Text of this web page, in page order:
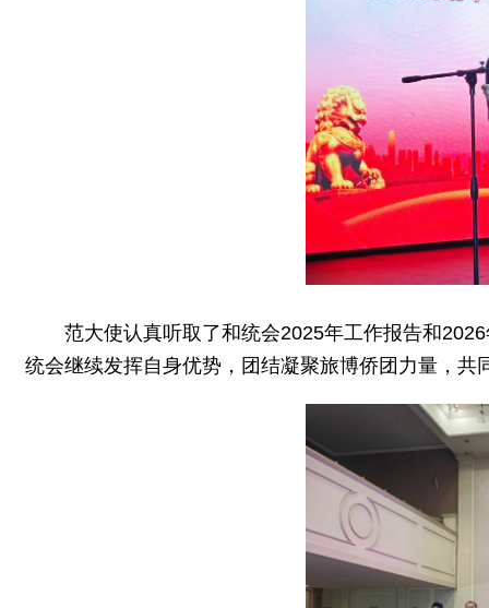
范大使认真听取了和统会2025年工作报告和
统会继续发挥自身优势，团结凝聚旅博侨团力量，